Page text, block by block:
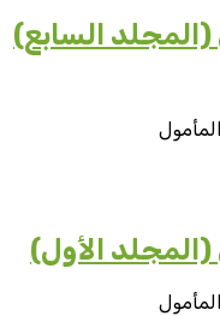
السابع)
الأول)